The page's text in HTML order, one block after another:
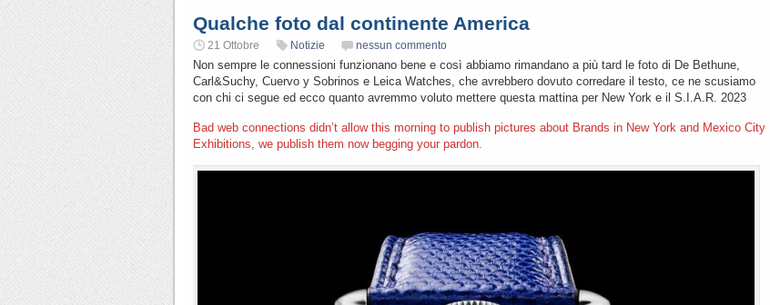
Qualche foto dal continente America
21 Ottobre Notizie nessun commento
Non sempre le connessioni funzionano bene e così abbiamo rimandano a più tard le foto di De Bethune,
Carl&Suchy, Cuervo y Sobrinos e Leica Watches, che avrebbero dovuto corredare il testo, ce ne scusiamo
con chi ci segue ed ecco quanto avremmo voluto mettere questa mattina per New York e il S.I.A.R. 2023
Bad web connections didn’t allow this morning to publish pictures about Brands in New York and Mexico City
Exhibitions, we publish them now begging your pardon.